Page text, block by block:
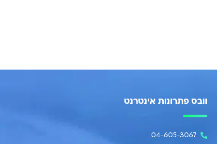
וובס פתרונות אינטרנט
04-605-3067